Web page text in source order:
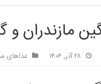
مازندران
۲۸ آذر, ۱۴۰۴ غذاهای